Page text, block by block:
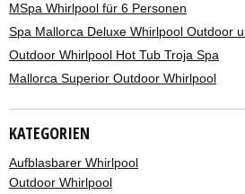
MSpa Whirlpool für 6 Personen
Spa Mallorca Deluxe Whirlpool Outdoor
Outdoor Whirlpool Hot Tub Troja Spa
Mallorca Superior Outdoor Whirlpool
KATEGORIEN
Aufblasbarer Whirlpool
Outdoor Whirlpool